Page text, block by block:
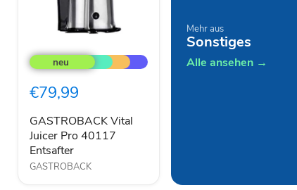
Vital
Juicer
40117
€79,99
GASTROBACK Vital
Juicer Pro 40117
Entsafter
GASTROBACK
Mehr aus
Sonstiges
Alle ansehen →